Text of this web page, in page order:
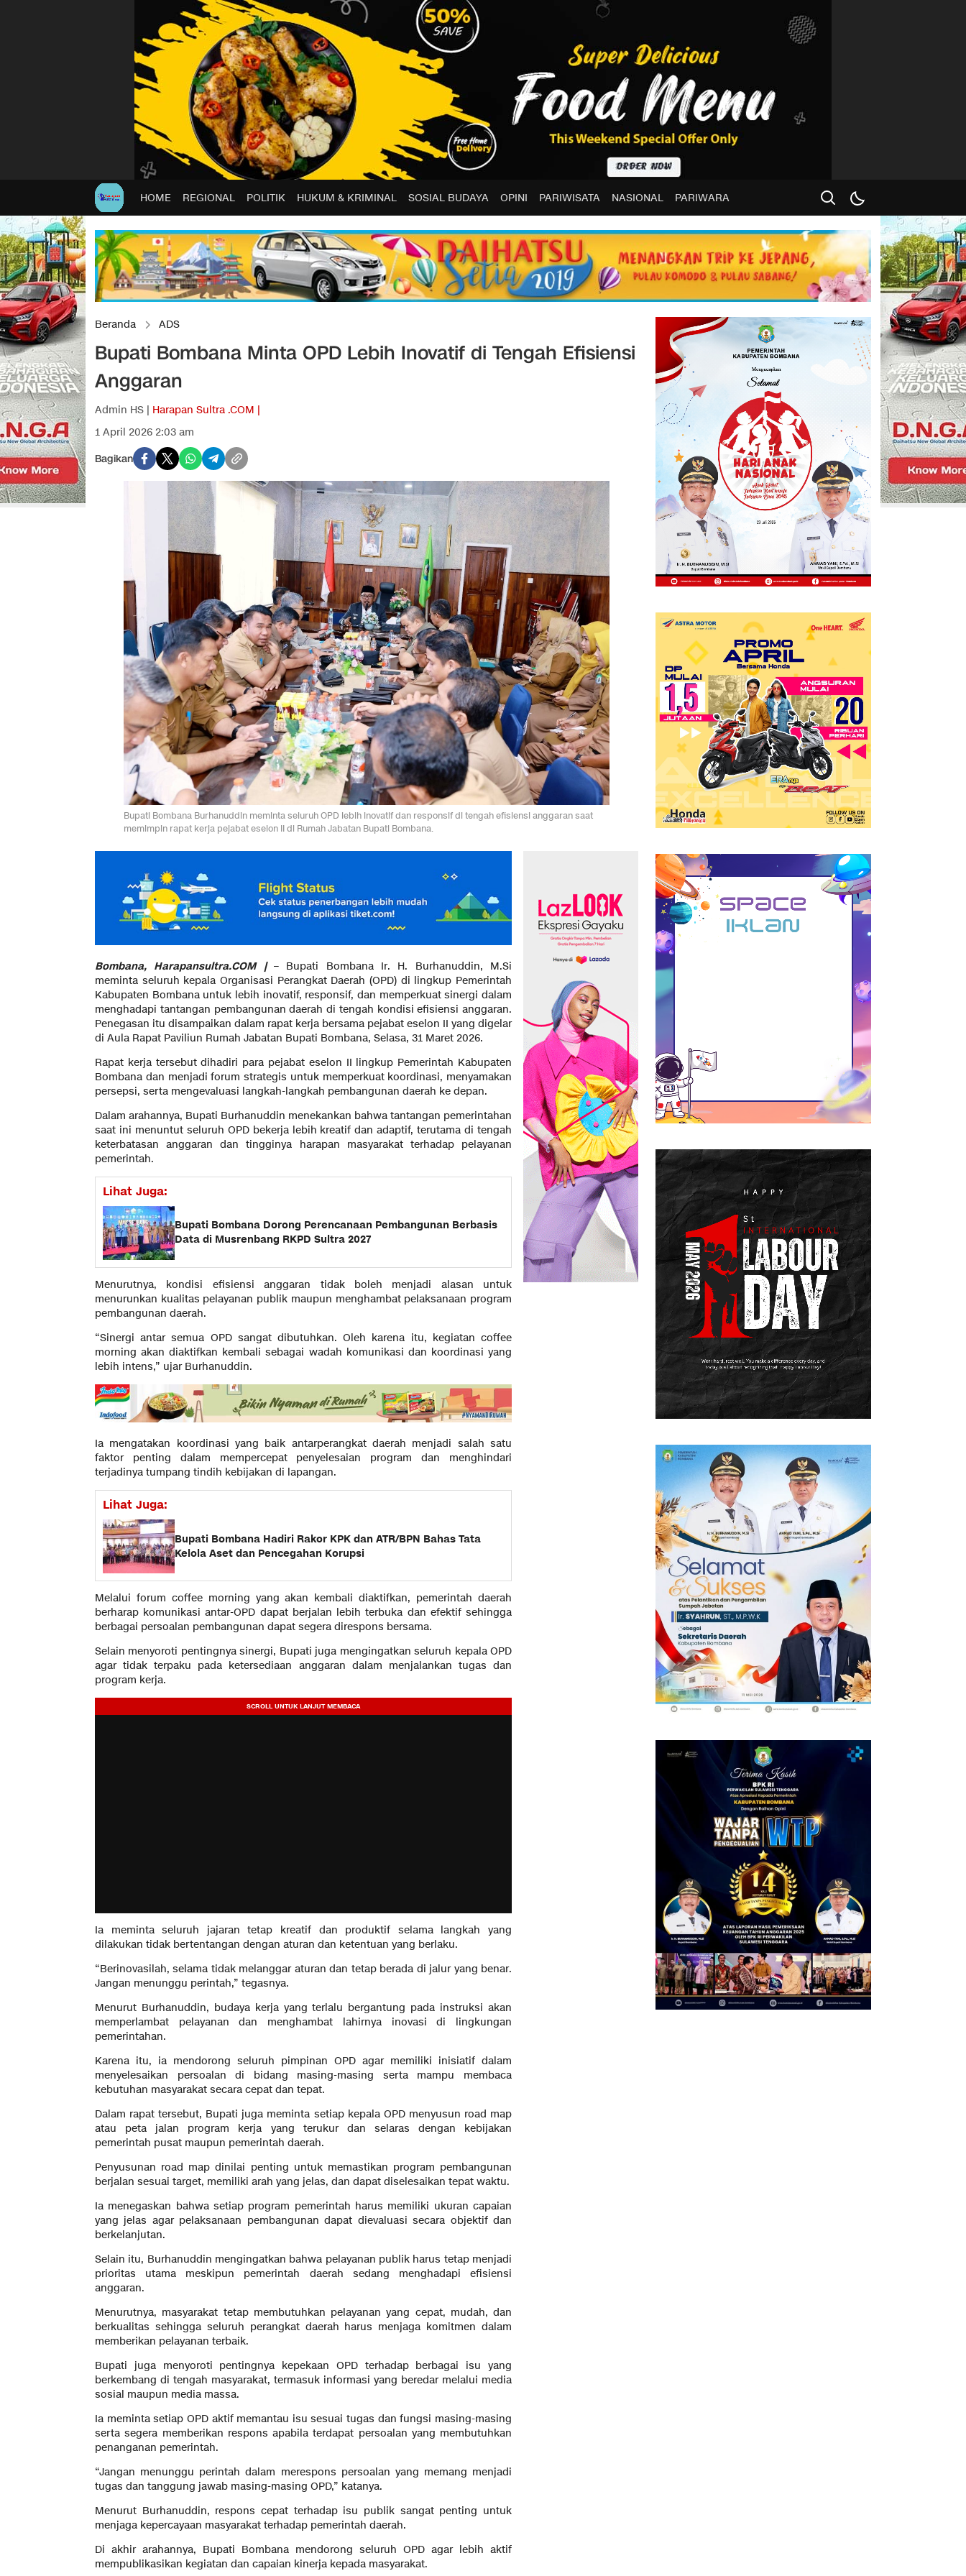
HOME REGIONAL POLITIK HUKUM & KRIMINAL SOSIAL BUDAYA OPINI PARIWISATA NASIONAL PARIWARA
Beranda ADS
Bupati Bombana Minta OPD Lebih Inovatif di Tengah Efisiensi
Anggaran
Admin HS | Harapan Sultra .COM |
1 April 2026 2:03 am
Bagikan
Bupati Bombana Burhanuddin meminta seluruh OPD lebih inovatif dan responsif di tengah efisiensi anggaran saat
memimpin rapat kerja pejabat eselon II di Rumah Jabatan Bupati Bombana.
Bombana, Harapansultra.COM | – Bupati Bombana Ir. H. Burhanuddin, M.Si
meminta seluruh kepala Organisasi Perangkat Daerah (OPD) di lingkup Pemerintah
Kabupaten Bombana untuk lebih inovatif, responsif, dan memperkuat sinergi dalam
menghadapi tantangan pembangunan daerah di tengah kondisi efisiensi anggaran.
Penegasan itu disampaikan dalam rapat kerja bersama pejabat eselon II yang digelar
di Aula Rapat Paviliun Rumah Jabatan Bupati Bombana, Selasa, 31 Maret 2026.
Rapat kerja tersebut dihadiri para pejabat eselon II lingkup Pemerintah Kabupaten
Bombana dan menjadi forum strategis untuk memperkuat koordinasi, menyamakan
persepsi, serta mengevaluasi langkah-langkah pembangunan daerah ke depan.
Dalam arahannya, Bupati Burhanuddin menekankan bahwa tantangan pemerintahan
saat ini menuntut seluruh OPD bekerja lebih kreatif dan adaptif, terutama di tengah
keterbatasan anggaran dan tingginya harapan masyarakat terhadap pelayanan
pemerintah.
Lihat Juga:
Bupati Bombana Dorong Perencanaan Pembangunan Berbasis
Data di Musrenbang RKPD Sultra 2027
Menurutnya, kondisi efisiensi anggaran tidak boleh menjadi alasan untuk
menurunkan kualitas pelayanan publik maupun menghambat pelaksanaan program
pembangunan daerah.
“Sinergi antar semua OPD sangat dibutuhkan. Oleh karena itu, kegiatan coffee
morning akan diaktifkan kembali sebagai wadah komunikasi dan koordinasi yang
lebih intens,” ujar Burhanuddin.
Ia mengatakan koordinasi yang baik antarperangkat daerah menjadi salah satu
faktor penting dalam mempercepat penyelesaian program dan menghindari
terjadinya tumpang tindih kebijakan di lapangan.
Lihat Juga:
Bupati Bombana Hadiri Rakor KPK dan ATR/BPN Bahas Tata
Kelola Aset dan Pencegahan Korupsi
Melalui forum coffee morning yang akan kembali diaktifkan, pemerintah daerah
berharap komunikasi antar-OPD dapat berjalan lebih terbuka dan efektif sehingga
berbagai persoalan pembangunan dapat segera direspons bersama.
Selain menyoroti pentingnya sinergi, Bupati juga mengingatkan seluruh kepala OPD
agar tidak terpaku pada ketersediaan anggaran dalam menjalankan tugas dan
program kerja.
Ia meminta seluruh jajaran tetap kreatif dan produktif selama langkah yang
dilakukan tidak bertentangan dengan aturan dan ketentuan yang berlaku.
“Berinovasilah, selama tidak melanggar aturan dan tetap berada di jalur yang benar.
Jangan menunggu perintah,” tegasnya.
Menurut Burhanuddin, budaya kerja yang terlalu bergantung pada instruksi akan
memperlambat pelayanan dan menghambat lahirnya inovasi di lingkungan
pemerintahan.
Karena itu, ia mendorong seluruh pimpinan OPD agar memiliki inisiatif dalam
menyelesaikan persoalan di bidang masing-masing serta mampu membaca
kebutuhan masyarakat secara cepat dan tepat.
Dalam rapat tersebut, Bupati juga meminta setiap kepala OPD menyusun road map
atau peta jalan program kerja yang terukur dan selaras dengan kebijakan
pemerintah pusat maupun pemerintah daerah.
Penyusunan road map dinilai penting untuk memastikan program pembangunan
berjalan sesuai target, memiliki arah yang jelas, dan dapat diselesaikan tepat waktu.
Ia menegaskan bahwa setiap program pemerintah harus memiliki ukuran capaian
yang jelas agar pelaksanaan pembangunan dapat dievaluasi secara objektif dan
berkelanjutan.
Selain itu, Burhanuddin mengingatkan bahwa pelayanan publik harus tetap menjadi
prioritas utama meskipun pemerintah daerah sedang menghadapi efisiensi
anggaran.
Menurutnya, masyarakat tetap membutuhkan pelayanan yang cepat, mudah, dan
berkualitas sehingga seluruh perangkat daerah harus menjaga komitmen dalam
memberikan pelayanan terbaik.
Bupati juga menyoroti pentingnya kepekaan OPD terhadap berbagai isu yang
berkembang di tengah masyarakat, termasuk informasi yang beredar melalui media
sosial maupun media massa.
Ia meminta setiap OPD aktif memantau isu sesuai tugas dan fungsi masing-masing
serta segera memberikan respons apabila terdapat persoalan yang membutuhkan
penanganan pemerintah.
“Jangan menunggu perintah dalam merespons persoalan yang memang menjadi
tugas dan tanggung jawab masing-masing OPD,” katanya.
Menurut Burhanuddin, respons cepat terhadap isu publik sangat penting untuk
menjaga kepercayaan masyarakat terhadap pemerintah daerah.
Di akhir arahannya, Bupati Bombana mendorong seluruh OPD agar lebih aktif
mempublikasikan kegiatan dan capaian kinerja kepada masyarakat.